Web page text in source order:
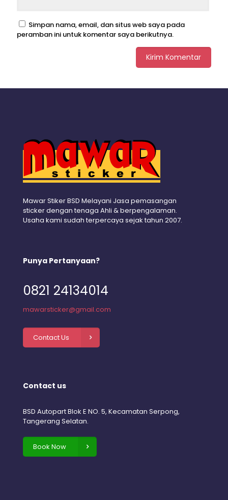
Simpan nama, email, dan situs web saya pada
peramban ini untuk komentar saya berikutnya.
Mawar Stiker BSD Melayani Jasa pemasangan
sticker dengan tenaga Ahli & berpengalaman.
Usaha kami sudah terpercaya sejak tahun 2007.
Punya Pertanyaan?
0821 24134014
mawarsticker@gmail.com
Contact Us
Contact us
BSD Autopart Blok E NO. 5, Kecamatan Serpong,
Tangerang Selatan.
Book Now